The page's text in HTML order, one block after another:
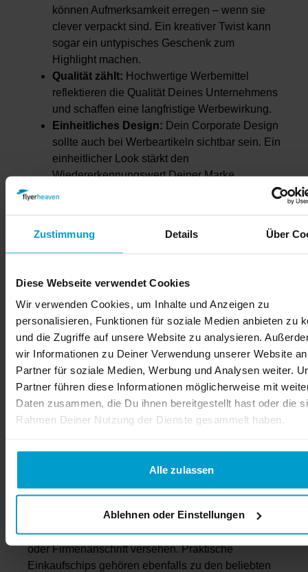
Zustimmung Details Über
Diese Webseite verwendet Cookies
Wir verwenden Cookies, um Inhalte und Anzeigen zu
personalisieren, Funktionen für soziale Medien anbieten zu
und die Zugriffe auf unsere Website zu analysieren.
wir Informationen zu Deiner Verwendung unserer Website
Partner für soziale Medien, Werbung und Analysen weiter.
Partner führen diese Informationen möglicherweise mit
Daten zusammen, die Du ihnen bereitgestellt hast oder die
Rahmen Deiner Nutzung der Dienste gesammelt haben.
Alle zulassen
Ablehnen oder Einstellungen
können Aufmerksamkeit erregen – wenn sie
clever verpackt sind. Ein kreativer Twist kann
sogar ein untypisches Geschenk zum
Highlight machen.
Qualität zählt: Hochwertige Werbemittel
reflektieren die Qualität Deines Unternehmens
und schaffen eine langfristige Werbewirkung.
Einheitliches Design: Dein Corporate Design
sollte auch bei Werbeartikeln sichtbar sein. Ein
einheitlicher Look stärkt den
Wiedererkennungswert Deiner Marke.
auszuwählen!
Kleine Werbemittel mit großer
Wirkung
Kleine und preiswerte Werbemittel, oft als
Streuartikel bezeichnet, sind perfekte Give-aways
für große Samplingaktionen. Egal, ob Du bei einer
Filialeröffnung, Firmenfeier oder Messe kleine
Geschenke verteilen möchtest, oder Deinem
Onlineshop-Paket eine Aufmerksamkeit beilegst –
die wir mit Deinem Logo bedrucken. Auch
Streichholzschachteln, Feuerzeuge oder
Schlüsselbänder können wir mit Logo, Schriftzug
oder Firmenanschrift versehen. Praktische
Einkaufschips gehören ebenfalls zu den beliebten